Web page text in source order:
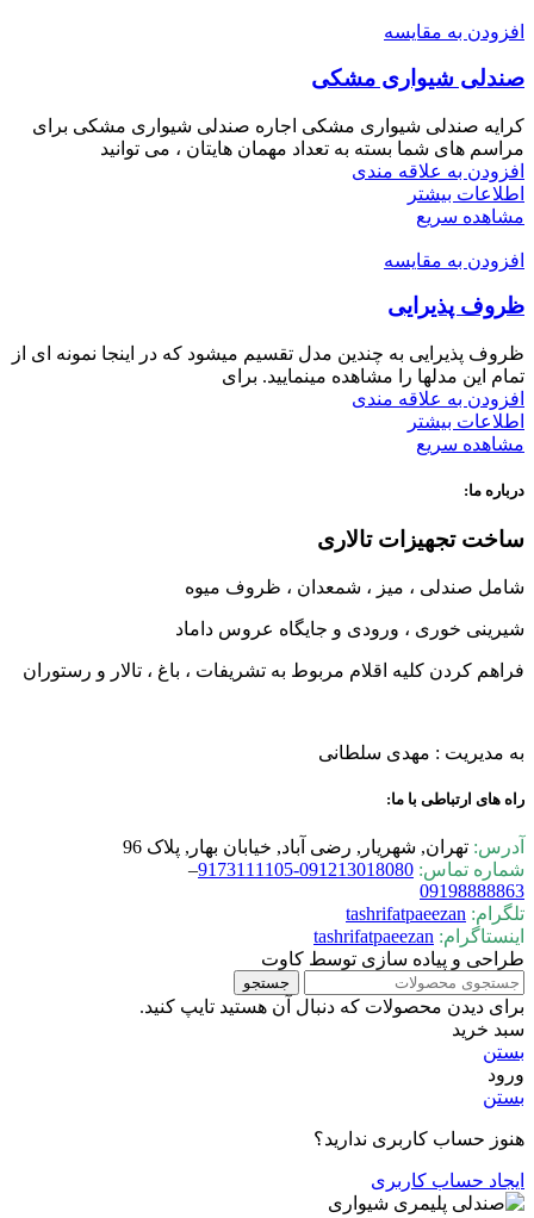
افزودن به مقایسه
صندلی شیواری مشکی
کرایه صندلی شیواری مشکی اجاره صندلی شیواری مشکی برای
مراسم های شما بسته به تعداد مهمان هایتان ، می توانید
افزودن به علاقه مندی
اطلاعات بیشتر
مشاهده سریع
افزودن به مقایسه
ظروف پذیرایی
ظروف پذیرایی به چندین مدل تقسیم میشود که در اینجا نمونه ای از
تمام این مدلها را مشاهده مینمایید. برای
افزودن به علاقه مندی
اطلاعات بیشتر
مشاهده سریع
درباره ما:
ساخت تجهیزات تالاری
شامل صندلی ، میز ، شمعدان ، ظروف میوه
شیرینی خوری ، ورودی و جایگاه عروس داماد
فراهم کردن کلیه اقلام مربوط به تشریفات ، باغ ، تالار و رستوران
به مدیریت : مهدی سلطانی
راه های ارتباطی با ما:
آدرس: تهران, شهریار, رضی آباد, خیابان بهار, پلاک 96
شماره تماس:
091213018080-9173111105
–
09198888863
تلگرام: tashrifatpaeezan
اینستاگرام: tashrifatpaeezan
طراحی و پیاده سازی توسط کاوت
جستجو
برای دیدن محصولات که دنبال آن هستید تایپ کنید.
سبد خرید
بستن
ورود
بستن
هنوز حساب کاربری ندارید؟
ایجاد حساب کاربری